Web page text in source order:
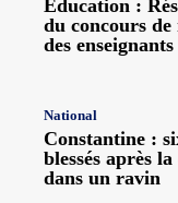
Education :
du concours
des
National
Constantine :
blessés après
dans un ravin